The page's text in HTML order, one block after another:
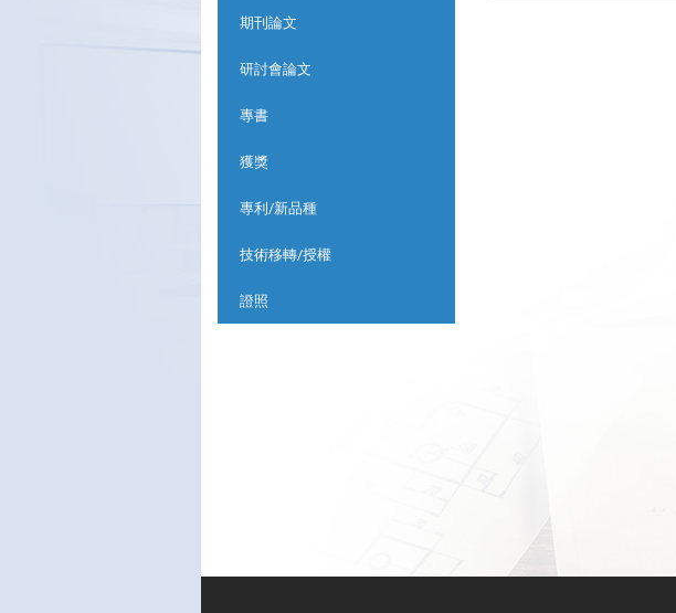
期刊論文
研討會論文
專書
獲獎
專利/新品種
技術移轉/授權
證照